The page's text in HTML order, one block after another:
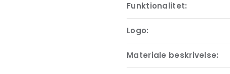
Funktionalitet:
Logo:
Materiale beskrivelse: